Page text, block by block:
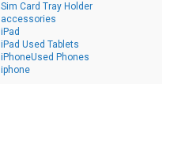
Sim Card Tray Holder
accessories
iPad
iPad Used Tablets
iPhoneUsed Phones
iphone